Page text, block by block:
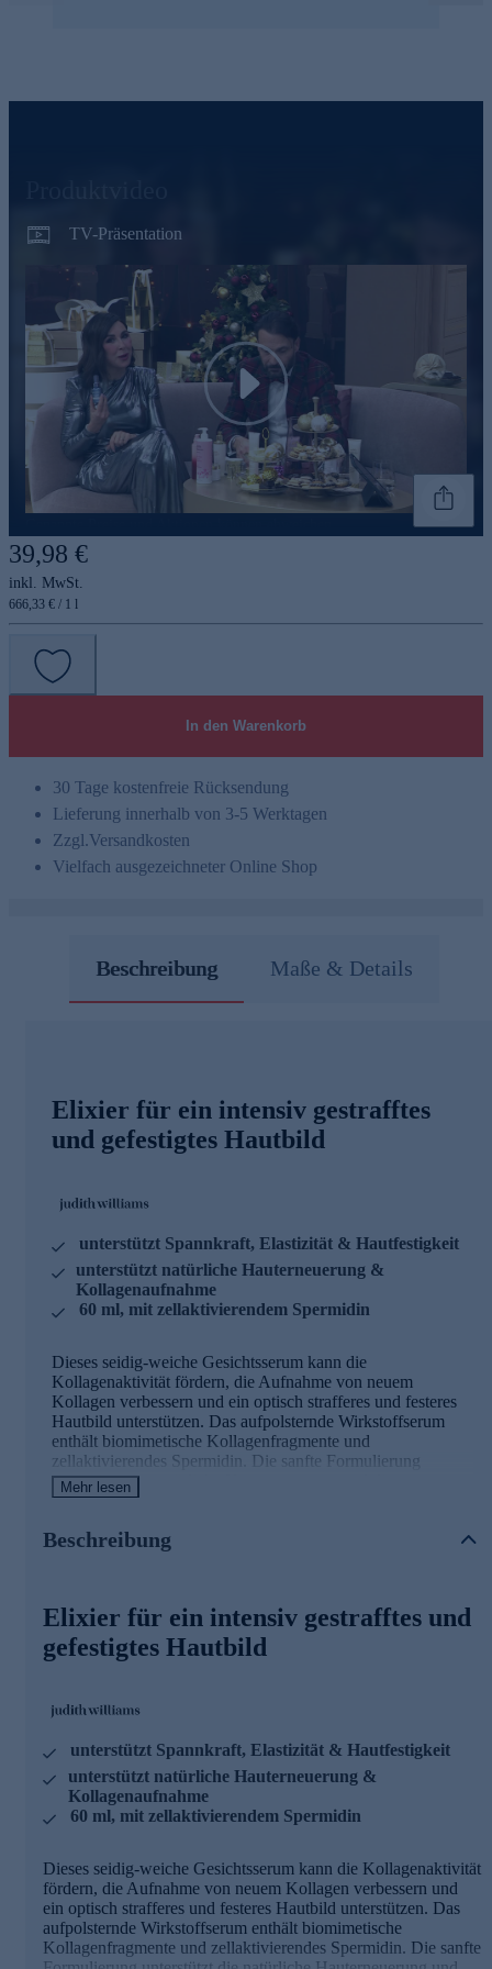
TV-Präsentation
Play
39,98 €
inkl. MwSt.
666,33 € / 1 l
In den Warenkorb
30 Tage kostenfreie Rücksendung
Lieferung innerhalb von 3-5 Werktagen
Zzgl.Versandkosten
Vielfach ausgezeichneter Online Shop
Beschreibung Maße & Details
Elixier für ein intensiv gestrafftes
und gefestigtes Hautbild
unterstützt Spannkraft, Elastizität & Hautfestigkeit
unterstützt natürliche Hauterneuerung &
Kollagenaufnahme
60 ml, mit zellaktivierendem Spermidin
Dieses seidig-weiche Gesichtsserum kann die
Kollagenaktivität fördern, die Aufnahme von neuem
Kollagen verbessern und ein optisch strafferes und festeres
Hautbild unterstützen. Das aufpolsternde Wirkstoffserum
enthält biomimetische Kollagenfragmente und
zellaktivierendes Spermidin. Die sanfte Formulierung
unterstützt die natürliche Hauterneuerung und die
Kollagenaufnahme. Zudem sorgt das stärkende Serum für
SPERMIDINE
= 2-in-1 Komplex aus veganen Kollagen-
Aminosäuren und Spermidin
Spermidin unterstützt den "Selbstreinigungspozess" der
abgebaut und anderwertig verwertet
von innen fördern
Hilft, die Haut mit wichtigen Nährstoffen zu versorgen
und kann den Feuchtigkeitsgehalt erhöhen
Kann sich positiv auf die Steigerung der zellulären
Energie auswirken und somit die Erneuerung von
COL-FRAG REMASTERED®
100 % pflanzenbasiertes Kollagenfragment
Dem natürlichen Kollagen Typ I der Haut
nachempfunden = biomimetischer Wirkstoff
Mehr lesen
Beschreibung
Elixier für ein intensiv gestrafftes und
gefestigtes Hautbild
unterstützt Spannkraft, Elastizität & Hautfestigkeit
unterstützt natürliche Hauterneuerung &
Kollagenaufnahme
60 ml, mit zellaktivierendem Spermidin
Dieses seidig-weiche Gesichtsserum kann die Kollagenaktivität
fördern, die Aufnahme von neuem Kollagen verbessern und
ein optisch strafferes und festeres Hautbild unterstützen. Das
aufpolsternde Wirkstoffserum enthält biomimetische
Kollagenfragmente und zellaktivierendes Spermidin. Die sanfte